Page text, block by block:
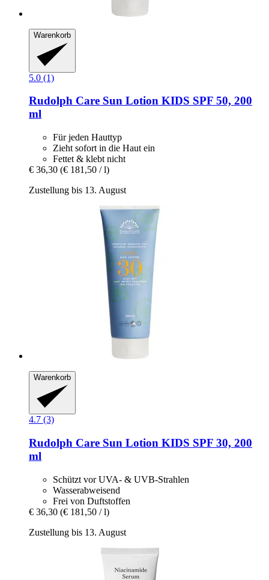
Warenkorb
5.0 (1)
Rudolph Care Sun Lotion KIDS SPF 50, 200
ml
Für jeden Hauttyp
Zieht sofort in die Haut ein
Fettet & klebt nicht
€ 36,30 (€ 181,50 / l)
Zustellung bis 13. August
Warenkorb
4.7 (3)
Rudolph Care Sun Lotion KIDS SPF 30, 200
ml
Schützt vor UVA- & UVB-Strahlen
Wasserabweisend
Frei von Duftstoffen
€ 36,30 (€ 181,50 / l)
Zustellung bis 13. August